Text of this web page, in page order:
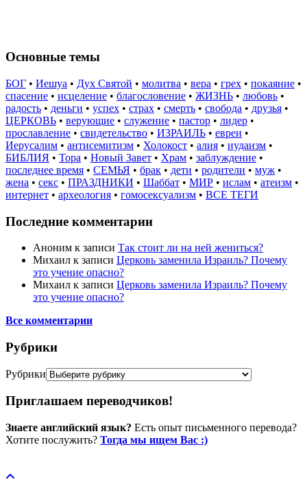
Основные темы
БОГ • Иешуа • Дух Святой • молитва • вера • грех • покаяние •
спасение • исцеление • благословение • ЖИЗНЬ • любовь •
радость • деньги • успех • страх • смерть • свобода • друзья •
ЦЕРКОВЬ • верующие • служение • пастор • лидер •
прославление • свидетельство • ИЗРАИЛЬ • евреи •
Иерусалим • антисемитизм • Холокост • алия • иудаизм •
БИБЛИЯ • Тора • Новый Завет • Храм • заблуждение •
последнее время • СЕМЬЯ • брак • дети • родители • муж •
жена • секс • ПРАЗДНИКИ • Шаббат • МИР • ислам • атеизм •
интернет • археология • гомосексуализм • ВСЕ ТЕГИ
Последние комментарии
Аноним к записи Так стоит ли на ней жениться?
Михаил к записи Церковь заменила Израиль? Почему
это учение опасно?
Михаил к записи Церковь заменила Израиль? Почему
это учение опасно?
Все комментарии
Рубрики
Рубрики
Приглашаем переводчиков!
Знаете английский язык? Есть опыт письменного перевода?
Хотите послужить? Тогда мы ищем Вас :)